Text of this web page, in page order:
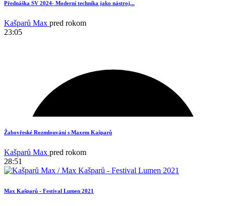
Přednáška SV 2024- Moderní technika jako nástroj...
Kašparů Max pred rokom
23:05
Žabovřeské Rozmlouvání s Maxem Kašparů
Kašparů Max pred rokom
28:51
Max Kašparů - Festival Lumen 2021